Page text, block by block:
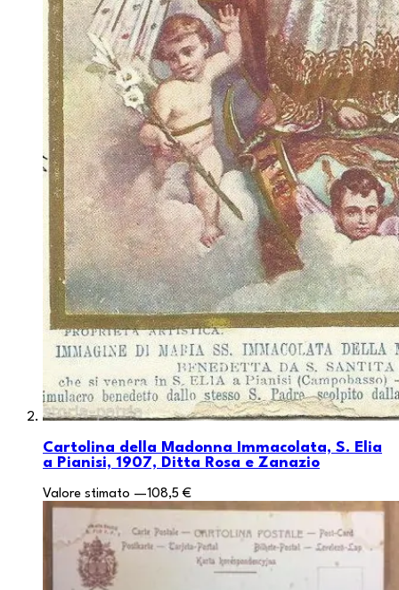
Cartolina della Madonna Immacolata, S. Elia
a Pianisi, 1907, Ditta Rosa e Zanazio
Valore stimato —108,5 €